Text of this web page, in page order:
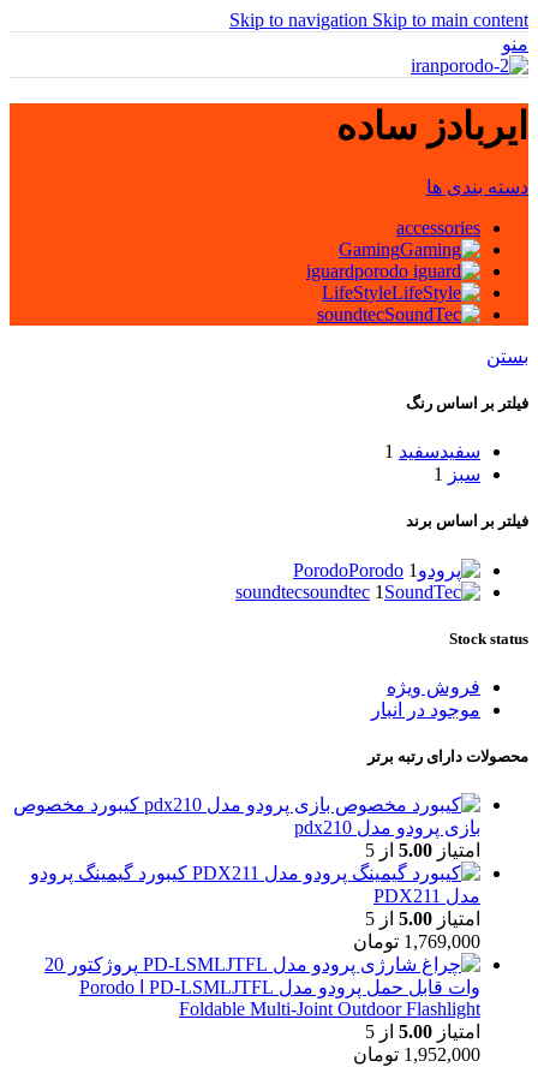
Skip to navigation Skip to main content
منو
ایربادز ساده
دسته بندی ها
accessories
Gaming
iguard
LifeStyle
soundtec
بستن
فیلتر بر اساس رنگ
سفیدسفید 1
سبز
1
فیلتر بر اساس برند
PorodoPorodo 1
soundtecsoundtec 1
Stock status
فروش ویژه
موجود در انبار
محصولات دارای رتبه برتر
کیبورد مخصوص
بازی پرودو مدل pdx210
امتیاز 5.00 از 5
کیبورد گیمینگ پرودو
مدل PDX211
امتیاز 5.00 از 5
1,769,000 تومان
پروژکتور 20
وات قابل حمل پرودو مدل PD-LSMLJTFL ا Porodo
Foldable Multi-Joint Outdoor Flashlight
امتیاز 5.00 از 5
1,952,000 تومان